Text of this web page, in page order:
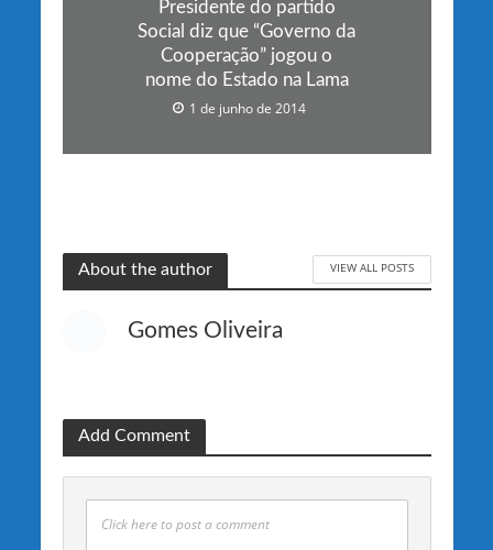
Presidente do partido
Social diz que “Governo da
Cooperação” jogou o
nome do Estado na Lama
1 de junho de 2014
About the author VIEW ALL POSTS
Gomes Oliveira
Add Comment
Click here to post a comment